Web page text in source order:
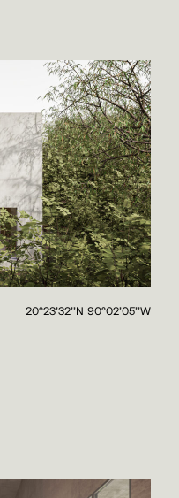
20°23'32''N 90°02'05''W